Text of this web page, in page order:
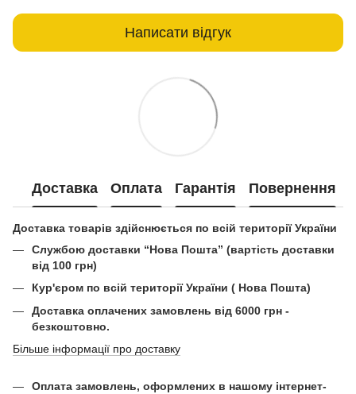
Написати відгук
Доставка Оплата Гарантія Повернення
Доставка товарів здійснюється по всій території України
Службою доставки “Нова Пошта” (вартість доставки
від 100 грн)
Кур'єром по всій території України ( Нова Пошта)
Доставка оплачених замовлень від 6000 грн -
безкоштовно.
Більше інформації про доставку
Оплата замовлень, оформлених в нашому інтернет-